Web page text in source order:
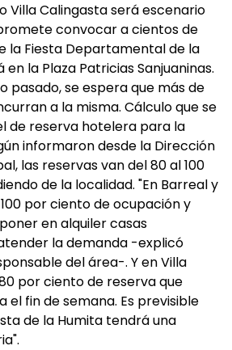
Villa Calingasta será escenario
convocar a cientos de
la Fiesta Departamental de la
en la Plaza Patricias Sanjuaninas.
pasado, se espera que más de
a la misma. Cálculo que se
de reserva hotelera para la
informaron desde la Dirección
las reservas van del 80 al 100
de la localidad. "En Barreal y
por ciento de ocupación y
en alquiler casas
la demanda -explicó
del área-. Y en Villa
por ciento de reserva que
el fin de semana. Es previsible
de la Humita tendrá una